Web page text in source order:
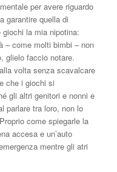
per avere riguardo
garantire quella di
la mia nipotina:
– come molti bimbi – non
glielo faccio notare.
volta senza scavalcare
che i giochi si
gli altri genitori e nonni e
parlare tra loro, non lo
come spiegarle la
accesa e un’auto
mentre gli atri